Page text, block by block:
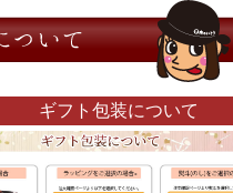
ギフト包装について